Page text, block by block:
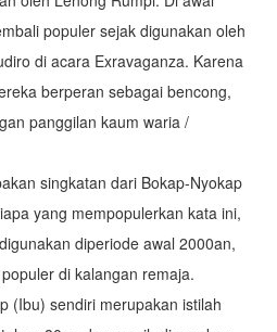
populer sejak digunakan oleh
di acara Exravaganza. Karena
berperan sebagai bencong,
panggilan kaum waria /
singkatan dari Bokap-Nyokap
yang mempopulerkan kata ini,
diperiode awal 2000an,
di kalangan remaja.
(Ibu) sendiri merupakan istilah